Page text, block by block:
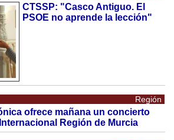
CTSSP: "Casco Antiguo. El
PSOE no aprende la lección"
Región
ofrece mañana un concierto
Región de Murcia